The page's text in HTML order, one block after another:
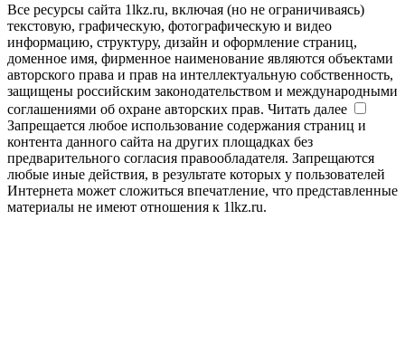
Все ресурсы сайта 1lkz.ru, включая (но не ограничиваясь)
текстовую, графическую, фотографическую и видео
информацию, структуру, дизайн и оформление страниц,
доменное имя, фирменное наименование являются объектами
авторского права и прав на интеллектуальную собственность,
защищены российским законодательством и международными
соглашениями об охране авторских прав. Читать далее
Запрещается любое использование содержания страниц и
контента данного сайта на других площадках без
предварительного согласия правообладателя. Запрещаются
любые иные действия, в результате которых у пользователей
Интернета может сложиться впечатление, что представленные
материалы не имеют отношения к 1lkz.ru.